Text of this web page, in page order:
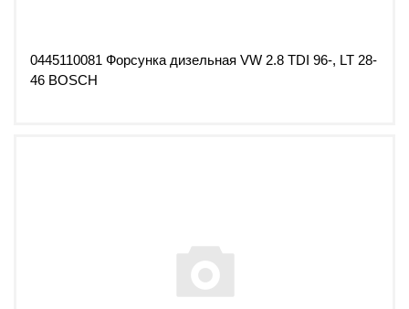
0445110081 Форсунка дизельная VW 2.8 TDI 96-, LT 28-
46 BOSCH